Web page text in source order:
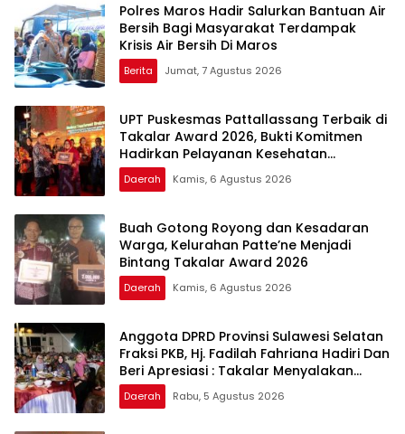
Polres Maros Hadir Salurkan Bantuan Air
Bersih Bagi Masyarakat Terdampak
Krisis Air Bersih Di Maros
Berita Jumat, 7 Agustus 2026
UPT Puskesmas Pattallassang Terbaik di
Takalar Award 2026, Bukti Komitmen
Hadirkan Pelayanan Kesehatan
Berkualitas
Daerah Kamis, 6 Agustus 2026
Buah Gotong Royong dan Kesadaran
Warga, Kelurahan Patte’ne Menjadi
Bintang Takalar Award 2026
Daerah Kamis, 6 Agustus 2026
Anggota DPRD Provinsi Sulawesi Selatan
Fraksi PKB, Hj. Fadilah Fahriana Hadiri Dan
Beri Apresiasi : Takalar Menyalakan
Lentera Pengabdian Melalui Malam
Apresiasi dan Inovasi Award 2026
Daerah Rabu, 5 Agustus 2026